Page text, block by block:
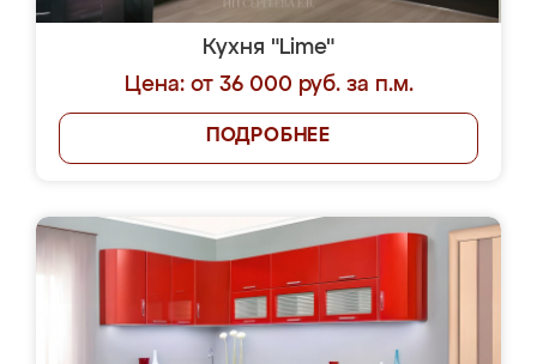
Кухня "Lime"
Цена: от 36 000 руб. за п.м.
ПОДРОБНЕЕ